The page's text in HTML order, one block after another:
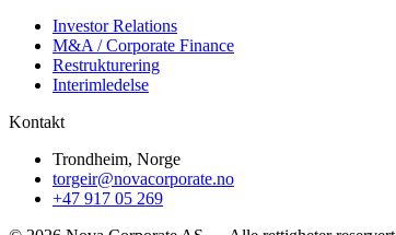
Investor Relations
M&A / Corporate Finance
Restrukturering
Interimledelse
Kontakt
Trondheim, Norge
torgeir@novacorporate.no
+47 917 05 269